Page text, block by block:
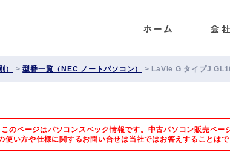
） >型番一覧（NEC ノートパソコン） > LaVie G タイプJ
このページはパソコンスペック情報です。中古パソコン販売ペー
使い方や仕様に関するお問い合せは当社ではお答えすることは